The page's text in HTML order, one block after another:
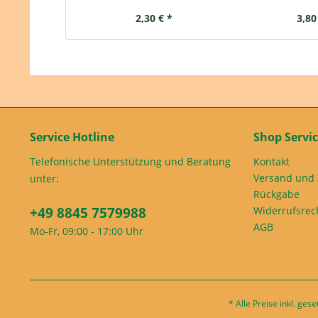
2,30 € *
Service Hotline
Telefonische Unterstützung und Beratung
unter:
+49 8845 7579988
Mo-Fr, 09:00 - 17:00 Uhr
Shop
Kontakt
Versand
Rückgabe
AGB
* Alle Preise inkl.